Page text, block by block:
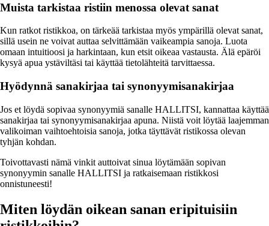
Muista tarkistaa ristiin menossa olevat sanat
Kun ratkot ristikkoa, on tärkeää tarkistaa myös ympärillä olevat sanat,
sillä usein ne voivat auttaa selvittämään vaikeampia sanoja. Luota
omaan intuitioosi ja harkintaan, kun etsit oikeaa vastausta. Älä epäröi
kysyä apua ystäviltäsi tai käyttää tietolähteitä tarvittaessa.
Hyödynnä sanakirjaa tai synonyymisanakirjaa
Jos et löydä sopivaa synonyymiä sanalle HALLITSI, kannattaa käyttää
sanakirjaa tai synonyymisanakirjaa apuna. Niistä voit löytää laajemman
valikoiman vaihtoehtoisia sanoja, jotka täyttävät ristikossa olevan
tyhjän kohdan.
Toivottavasti nämä vinkit auttoivat sinua löytämään sopivan
synonyymin sanalle HALLITSI ja ratkaisemaan ristikkosi
onnistuneesti!
Miten löydän oikean sanan eripituisiin